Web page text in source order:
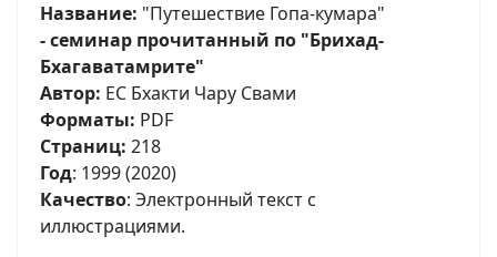
Название: "Путешествие Гопа-кумара"
- семинар прочитанный по "Брихад-
Бхагаватамрите"
Автор: ЕС Бхакти Чару Свами
Форматы: PDF
Страниц: 218
Год: 1999 (2020)
Качество: Электронный текст с
иллюстрациями.